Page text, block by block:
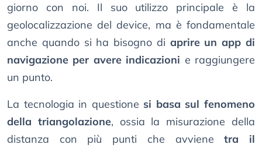
giorno con noi. Il suo utilizzo principale è la
geolocalizzazione del device, ma è fondamentale
anche quando si ha bisogno di aprire un app di
navigazione per avere indicazioni e raggiungere
un punto.
La tecnologia in questione si basa sul fenomeno
della triangolazione, ossia la misurazione della
distanza con più punti che avvienetra il